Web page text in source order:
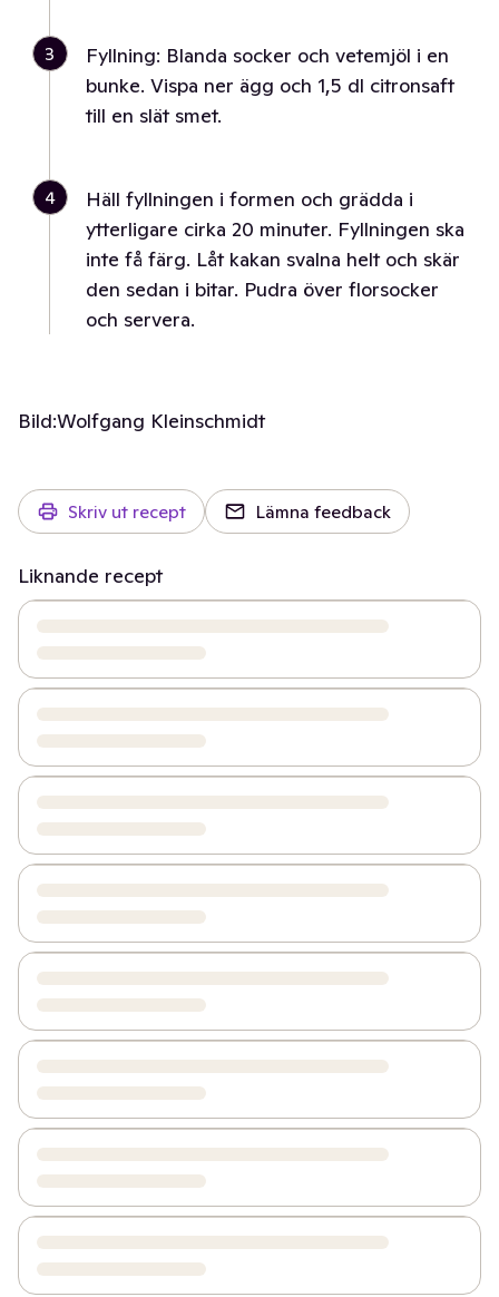
3
Fyllning: Blanda socker och vetemjöl i en
bunke. Vispa ner ägg och 1,5 dl citronsaft
till en slät smet.
4
Häll fyllningen i formen och grädda i
ytterligare cirka 20 minuter. Fyllningen ska
inte få färg. Låt kakan svalna helt och skär
den sedan i bitar. Pudra över florsocker
och servera.
Bild:Wolfgang Kleinschmidt
Skriv ut recept Lämna feedback
Liknande recept